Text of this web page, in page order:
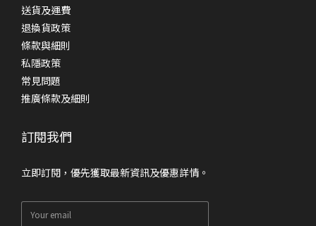
送貨及運費
退換貨政策
條款與細則
私隱政策
常見問題
推廣條款及細則
訂閱我們
立即訂閱，優先獲取最新資訊及優惠詳情。